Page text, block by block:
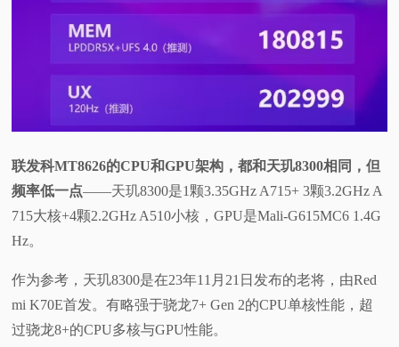
联发科MT8626的CPU和GPU架构，都和天玑8300相同 ，但
频率低一点——天玑8300是1颗3.35GHz A715+ 3颗3.2GHz A
715大核+4颗2.2GHz A510小核，GPU是Mali-G615MC6 1.4G
Hz。
作为参考，天玑8300是在23年11月21日发布的老将，由Red
mi K70E首发。有略强于骁龙7+ Gen 2的CPU单核性能，超
过骁龙8+的CPU多核与GPU性能。